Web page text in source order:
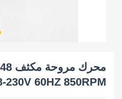
208-230V 60HZ 850RPM